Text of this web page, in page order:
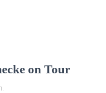
on Tour